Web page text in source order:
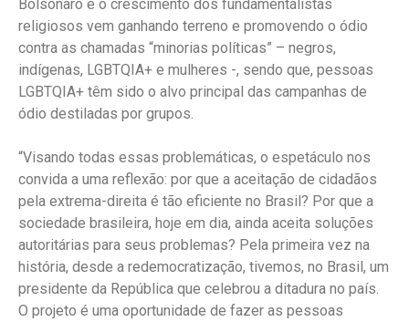
Bolsonaro e o crescimento dos fundamentalistas
religiosos vem ganhando terreno e promovendo o ódio
contra as chamadas “minorias políticas” – negros,
indígenas, LGBTQIA+ e mulheres -, sendo que, pessoas
LGBTQIA+ têm sido o alvo principal das campanhas de
ódio destiladas por grupos.
“Visando todas essas problemáticas, o espetáculo nos
convida a uma reflexão: por que a aceitação de cidadãos
pela extrema-direita é tão eficiente no Brasil? Por que a
sociedade brasileira, hoje em dia, ainda aceita soluções
autoritárias para seus problemas? Pela primeira vez na
história, desde a redemocratização, tivemos, no Brasil, um
presidente da República que celebrou a ditadura no país.
O projeto é uma oportunidade de fazer as pessoas